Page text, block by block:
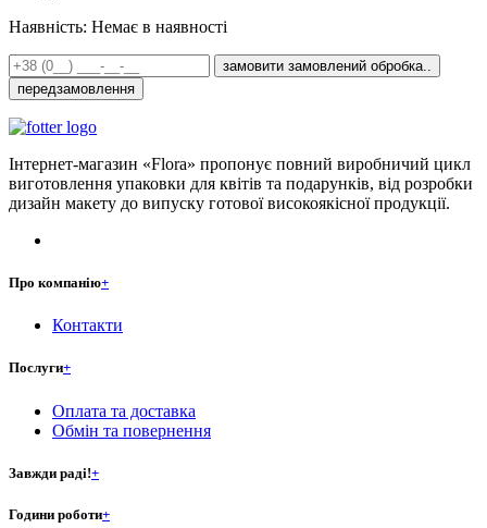
Наявність: Немає в наявності
замовити замовлений обробка..
передзамовлення
Інтернет-магазин «Flora» пропонує повний виробничий цикл
виготовлення упаковки для квітів та подарунків, від розробки
дизайн макету до випуску готової високоякісної продукції.
Про компанію+
Контакти
Послуги+
Оплата та доставка
Обмін та повернення
Завжди раді!+
Години роботи+